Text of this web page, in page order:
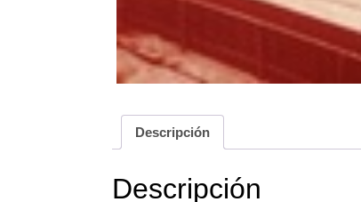
Descripción
Descripción